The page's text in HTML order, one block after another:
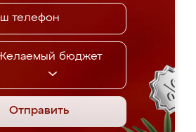
бюджет
Отправить